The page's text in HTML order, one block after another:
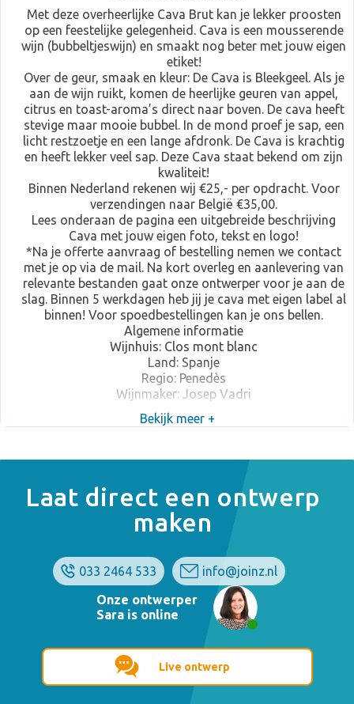
Met deze overheerlijke Cava Brut kan je lekker proosten
op een feestelijke gelegenheid. Cava is een mousserende
wijn (bubbeltjeswijn) en smaakt nog beter met jouw eigen
etiket!
Over de geur, smaak en kleur: De Cava is Bleekgeel. Als je
aan de wijn ruikt, komen de heerlijke geuren van appel,
citrus en toast-aroma’s direct naar boven. De cava heeft
stevige maar mooie bubbel. In de mond proef je sap, een
licht restzoetje en een lange afdronk. De Cava is krachtig
en heeft lekker veel sap. Deze Cava staat bekend om zijn
kwaliteit!
Binnen Nederland rekenen wij €25,- per opdracht. Voor
verzendingen naar België €35,00.
Lees onderaan de pagina een uitgebreide beschrijving
Cava met jouw eigen foto, tekst en logo!
*Na je offerte aanvraag of bestelling nemen we contact
met je op via de mail. Na kort overleg en aanlevering van
relevante bestanden gaat onze ontwerper voor je aan de
slag. Binnen 5 werkdagen heb jij je cava met eigen label al
binnen! Voor spoedbestellingen kan je ons bellen.
Algemene informatie
Wijnhuis: Clos mont blanc
Land: Spanje
Regio: Penedès
Wijnmaker: Josep Vadri
Over de Cava
Druivenrassen: 40% Macabeo, 40% Xarello, 15%
Parellada en 5% Chardonnay
Smaak & geur: Bleekgeel. In de neus fruit (appel, citrus) en
toast-aroma’s. In de mond een stevige maar mooie
bubbel, flink sap, een licht restzoetje en een lange
afdronk. Lekkere Cava met veel kracht en sap
Lekker combineren met... Heerlijk als aperitief en
feestbubbel! Oesters zijn ook een mooie combinatie.
Drinktemperatuur: Je kan de Cava het best rond de zes
graden drinken. Dit is de ideale drinktemperatuur waarbij
Bekijk meer +
Laat direct een ontwerp
maken
033 2464 533
info@joinz.nl
Onze ontwerper
Sara is online
Live ontwerp